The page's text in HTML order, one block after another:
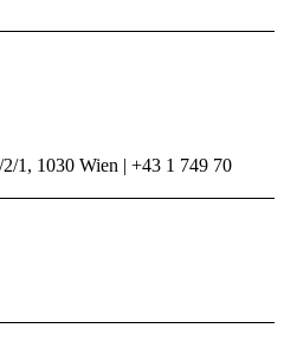
1, 1030 Wien | +43 1 749 70